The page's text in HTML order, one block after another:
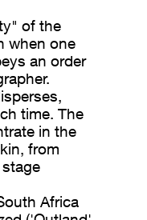
of the
when one
an order
time. The
in the
from
Africa